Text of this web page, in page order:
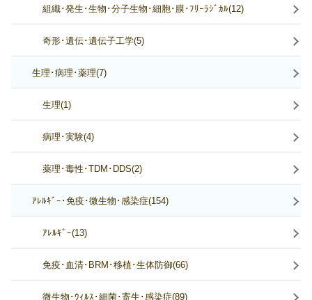
組織･発生･生物･分子生物･細胞･膜･ﾌﾘｰﾗｼﾞｶﾙ(12)
奇形･遺伝･遺伝子工学(5)
生理･病理･薬理(7)
生理(1)
病理･実験(4)
薬理･毒性･TDM･DDS(2)
ｱﾚﾙｷﾞｰ･免疫･微生物･感染症(154)
ｱﾚﾙｷﾞｰ(13)
免疫･血清･BRM･移植･生体防御(66)
微生物･ｳｨﾙｽ･細菌･寄生･感染症(89)